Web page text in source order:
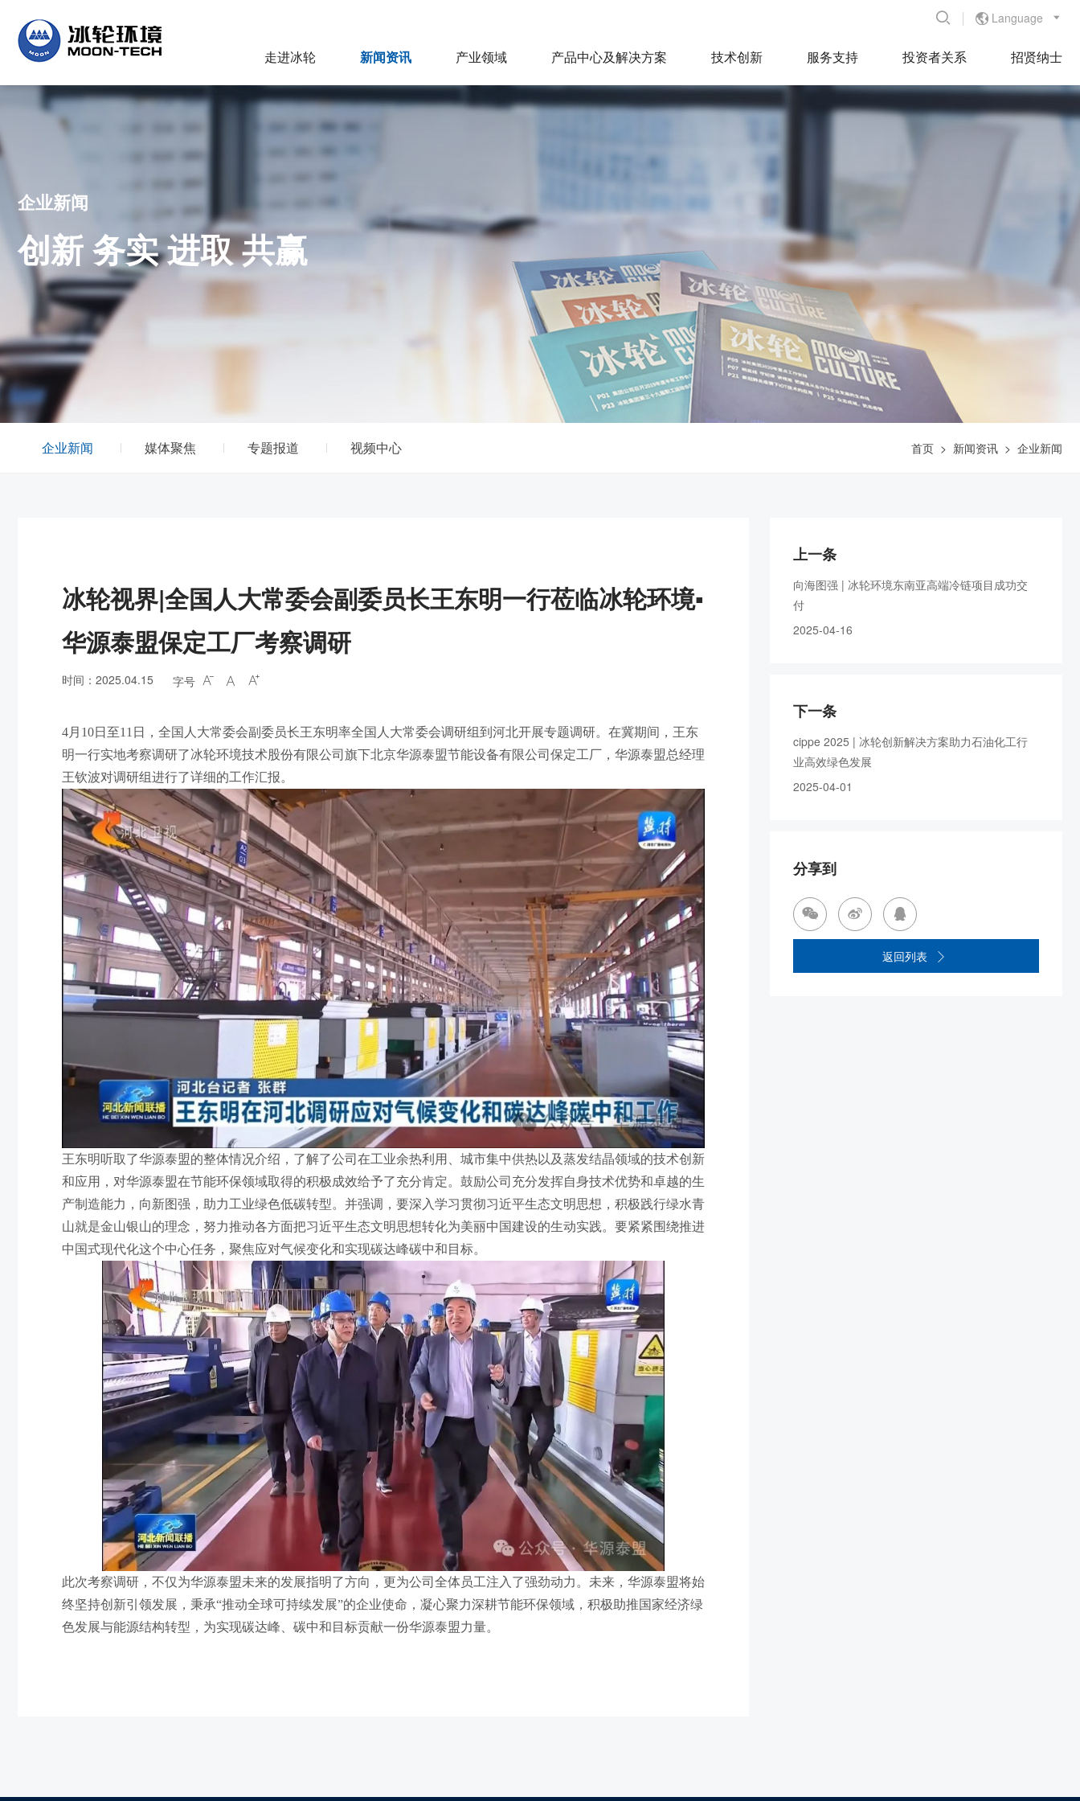
Language 

走进冰轮 新闻资讯 产业领域 产品中心及解决方案 技术创新 服务支持 投资者关系 招贤纳士
企业新闻
创新 务实 进取 共赢
企业新闻 媒体聚焦 专题报道 视频中心 首页 > 新闻资讯 > 企业新闻
冰轮视界|全国人大常委会副委员长王东明一行莅临冰轮环境▪
华源泰盟保定工厂考察调研
时间：2025.04.15 字号   
4月10日至11日，全国人大常委会副委员长王东明率全国人大常委会调研组到河北开展专题调研。在冀期间，王东
明一行实地考察调研了冰轮环境技术股份有限公司旗下北京华源泰盟节能设备有限公司保定工厂，华源泰盟总经理
王钦波对调研组进行了详细的工作汇报。
王东明听取了华源泰盟的整体情况介绍，了解了公司在工业余热利用、城市集中供热以及蒸发结晶领域的技术创新
和应用，对华源泰盟在节能环保领域取得的积极成效给予了充分肯定。鼓励公司充分发挥自身技术优势和卓越的生
产制造能力，向新图强，助力工业绿色低碳转型。并强调，要深入学习贯彻习近平生态文明思想，积极践行绿水青
山就是金山银山的理念，努力推动各方面把习近平生态文明思想转化为美丽中国建设的生动实践。要紧紧围绕推进
中国式现代化这个中心任务，聚焦应对气候变化和实现碳达峰碳中和目标。
此次考察调研，不仅为华源泰盟未来的发展指明了方向，更为公司全体员工注入了强劲动力。未来，华源泰盟将始
终坚持创新引领发展，秉承“推动全球可持续发展”的企业使命， 凝心聚力深耕节能环保领域，积极助推国家经济绿
色发展与能源结构转型，为实现碳达峰、碳中和目标贡献一份华源泰盟力量。
上一条
向海图强 | 冰轮环境东南亚高端冷链项目成功交
付
2025-04-16
下一条
cippe 2025 | 冰轮创新解决方案助力石油化工行
业高效绿色发展
2025-04-01
分享到
  
返回列表 